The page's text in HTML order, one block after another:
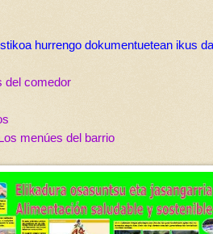
hurrengo dokumentuetean ikus
del comedor
menúes del barrio